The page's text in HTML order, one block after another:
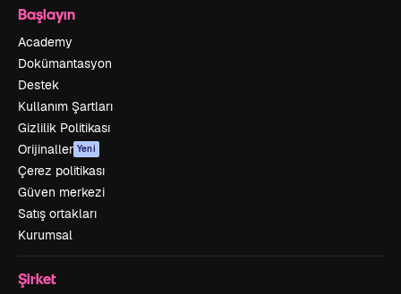
Başlayın
Academy
Dokümantasyon
Destek
Kullanım Şartları
Gizlilik Politikası
Orijinaller Yeni
Çerez politikası
Güven merkezi
Satış ortakları
Kurumsal
Şirket